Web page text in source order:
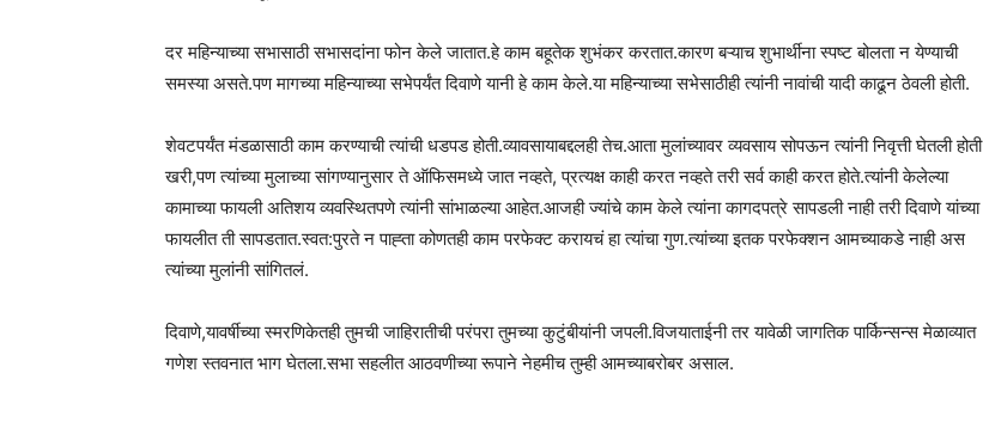
दर महिन्याच्या सभासाठी सभासदांना फोन केले जातात.हे काम बहूतेक शुभंकर करतात.कारण बऱ्याच शुभार्थीना स्पष्ट बोलता न येण्याची
समस्या असते.पण मागच्या महिन्याच्या सभेपर्यंत दिवाणे यानी हे काम केले.या महिन्याच्या सभेसाठीही त्यांनी नावांची यादी काढून ठेवली होती.
शेवटपर्यंत मंडळासाठी काम करण्याची त्यांची धडपड होती.व्यावसायाबद्दलही तेच.आता मुलांच्यावर व्यवसाय सोपऊन त्यांनी निवृत्ती घेतली होती
खरी,पण त्यांच्या मुलाच्या सांगण्यानुसार ते ऑफिसमध्ये जात नव्हते, प्रत्यक्ष काही करत नव्हते तरी सर्व काही करत होते.त्यांनी केलेल्या
कामाच्या फायली अतिशय व्यवस्थितपणे त्यांनी सांभाळल्या आहेत.आजही ज्यांचे काम केले त्यांना कागदपत्रे सापडली नाही तरी दिवाणे यांच्या
फायलीत ती सापडतात.स्वत:पुरते न पाह्ता कोणतही काम परफेक्ट करायचं हा त्यांचा गुण.त्यांच्या इतक परफेक्शन आमच्याकडे नाही अस
त्यांच्या मुलांनी सांगितलं.
दिवाणे,यावर्षीच्या स्मरणिकेतही तुमची जाहिरातीची परंपरा तुमच्या कुटुंबीयांनी जपली.विजयाताईनी तर यावेळी जागतिक पार्किन्सन्स मेळाव्यात
गणेश स्तवनात भाग घेतला.सभा सहलीत आठवणीच्या रूपाने नेहमीच तुम्ही आमच्याबरोबर असाल.